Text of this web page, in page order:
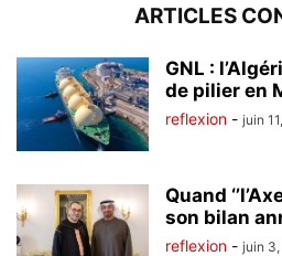
ARTICLES
GNL :
de pilier en
reflexion - juin
Quand
son bilan
reflexion - juin